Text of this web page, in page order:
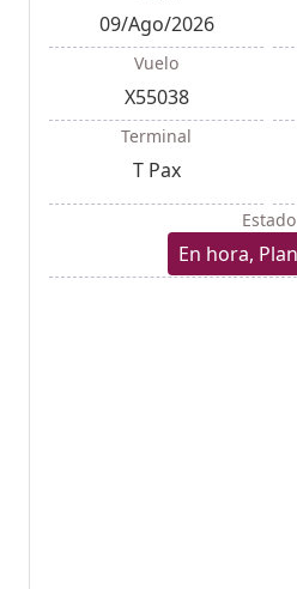
09/Ago/2026
Vuelo
X55038
Terminal
T Pax
Estado
En hora,